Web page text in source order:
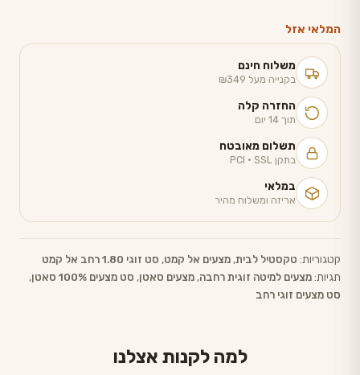
המלאי אזל
משלוח חינם
בקנייה מעל ₪349
החזרה קלה
תוך 14 יום
תשלום מאובטח
בתקן PCI · SSL
במלאי
אריזה ומשלוח מהיר
קטגוריות: טקסטיל לבית, מצעים אל קמט, סט זוגי 1.80 רחב אל קמט
תגיות:מצעים למיטה זוגית רחבה, מצעים סאטן, סט מצעים 100% סאטן
,
סט מצעים זוגי רחב
למה לקנות אצלנו